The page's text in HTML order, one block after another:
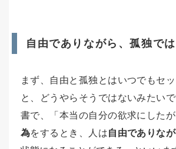
自由でありながら、孤独で
まず、自由と孤独とはいつでもセ
と、どうやらそうではないみたい
書で、「本当の自分の欲求にした
為をするとき、人は自由でありな